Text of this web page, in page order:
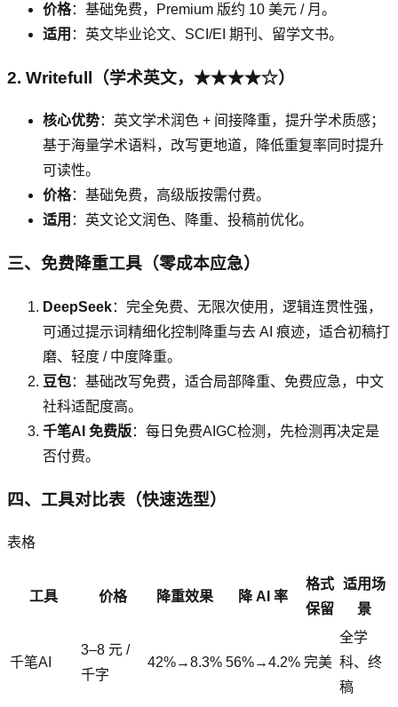
价格：基础免费，Premium 版约 10 美元 / 月。
适用 ：英文毕业论文、SCI/EI 期刊、留学文书。
2. Writefull（学术英文，★★★★☆）
核心优势：英文学术润色 + 间接降重，提升学术质感；
基于海量学术语料，改写更地道，降低重复率同时提升
可读性。
价格：基础免费，高级版按需付费。
适用 ：英文论文润色、降重、投稿前优化。
三、免费降重工具（零成本应急）
DeepSeek：完全免费、无限次使用，逻辑连贯性强，
可通过提示词精细化控制降重与去 AI 痕迹，适合初稿打
磨、轻度 / 中度降重。
豆包：基础改写免费，适合局部降重、免费应急，中文
社科适配度高。
千笔AI 免费版：每日免费AIGC检测，先检测再决定是
否付费。
四、工具对比表（快速选型）
表格
工具 价格 降重效果 降 AI 率
格式
保留
适用场
景
千笔AI
3–8 元 /
千字
42%→8.3% 56%→4.2% 完美
全学
科、终
稿